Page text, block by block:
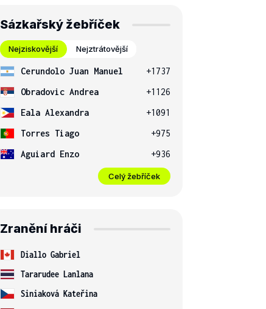
Sázkařský žebříček
Nejziskovější Nejztrátovější
Cerundolo Juan Manuel
+1737
Obradovic Andrea
+1126
Eala Alexandra
+1091
Torres Tiago
+975
Aguiard Enzo
+936
Celý žebříček
Zranění hráči
Diallo Gabriel
Tararudee Lanlana
Siniaková Kateřina